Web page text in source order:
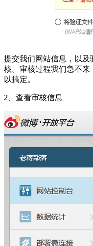
提交我们网站信息，以
核。审核过程我们急不
以搞定。
2、查看审核信息